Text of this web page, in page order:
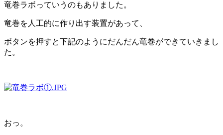
竜巻ラボっていうのもありました。
竜巻を人工的に作り出す装置があって、
ボタンを押すと下記のようにだんだん竜巻ができていきまし
た。
おっ。